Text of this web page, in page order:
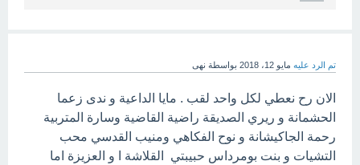
تم الرد عليه مايو 12، 2018 بواسطة نهى
الان رح نعطي لكل واحد لقب . مايا الداعية و ندى زعما
الحشمانة و ريري الصديقة راضية القاضية وسارة المتربية
رحمة الجاكيشانة و نوح الفكاهي ومنيب القدسي محب
التشيات و بنت بومرداس حبيبتي القلاشة ا و العزيزة اما